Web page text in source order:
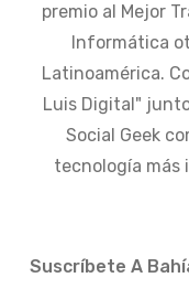
premio al Mejor
Informática
Latinoamérica.
Luis Digital"
Social Geek
tecnología más
Suscríbete A